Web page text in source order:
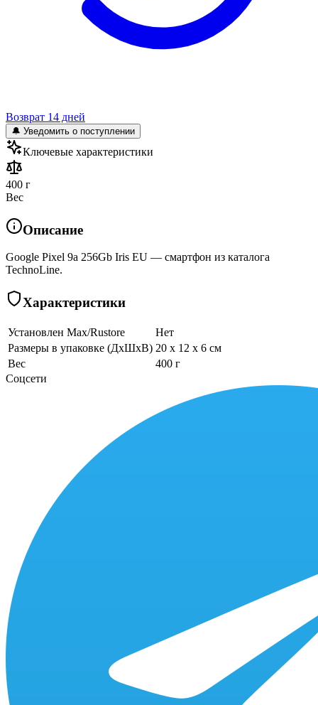
Возврат 14 дней
🔔 Уведомить о поступлении
Ключевые характеристики
400 г
Вес
Описание
Google Pixel 9a 256Gb Iris EU — смартфон из каталога
TechnoLine.
Характеристики
Установлен Max/Rustore
Нет
Размеры в упаковке (ДхШхВ) 20 x 12 x 6 см
Вес
400 г
Соцсети